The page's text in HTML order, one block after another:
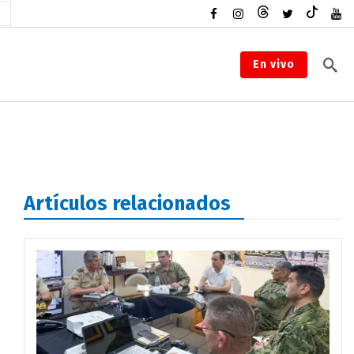
En vivo
Artículos relacionados